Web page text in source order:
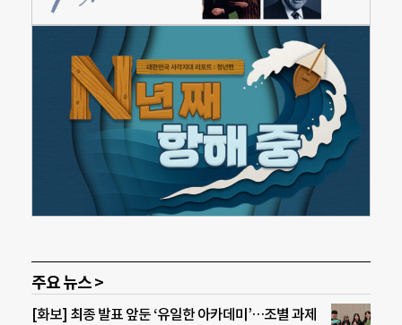
주요 뉴스 >
[화보] 최종 발표 앞둔 ‘유일한 아카데미’…조별 과제